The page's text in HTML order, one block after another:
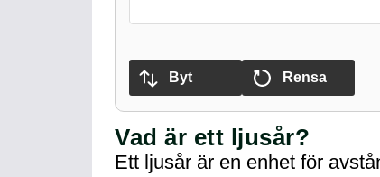
Byt Rensa
Vad är ett ljusår?
Ett ljusår är en enhet för